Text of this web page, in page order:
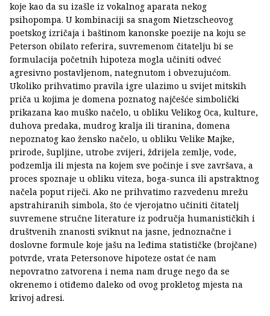
koje kao da su izašle iz vokalnog aparata nekog
psihopompa. U kombinaciji sa snagom Nietzscheovog
poetskog izričaja i baštinom kanonske poezije na koju se
Peterson obilato referira, suvremenom čitatelju bi se
formulacija početnih hipoteza mogla učiniti odveć
agresivno postavljenom, nategnutom i obvezujućom.
Ukoliko prihvatimo pravila igre ulazimo u svijet mitskih
priča u kojima je domena poznatog najčešće simbolički
prikazana kao muško načelo, u obliku Velikog Oca, kulture,
duhova predaka, mudrog kralja ili tiranina, domena
nepoznatog kao žensko načelo, u obliku Velike Majke,
prirode, šupljine, utrobe zvijeri, ždrijela zemlje, vode,
podzemlja ili mjesta na kojem sve počinje i sve završava, a
proces spoznaje u obliku viteza, boga-sunca ili apstraktnog
načela poput riječi. Ako ne prihvatimo razvedenu mrežu
apstrahiranih simbola, što će vjerojatno učiniti čitatelj
suvremene stručne literature iz područja humanističkih i
društvenih znanosti sviknut na jasne, jednoznačne i
doslovne formule koje jašu na leđima statističke (brojčane)
potvrde, vrata Petersonove hipoteze ostat će nam
nepovratno zatvorena i nema nam druge nego da se
okrenemo i otiđemo daleko od ovog prokletog mjesta na
krivoj adresi.